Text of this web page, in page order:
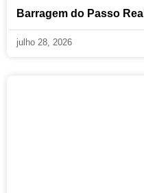
Barragem do Passo Real
julho 28, 2026